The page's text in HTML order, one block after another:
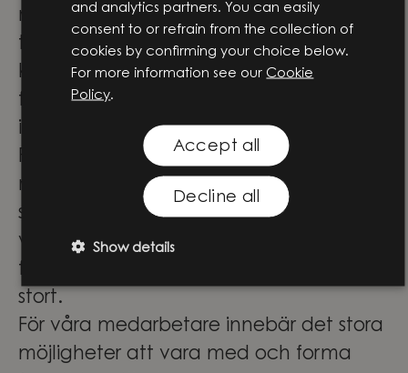
mellan affärsstrategi och
teknikutveckling och stöttar våra
kunder genom hela resan – från de
första idéerna till utveckling,
implementering och vidare utveckling.
På Knightec Group samlas människor
med olika perspektiv, erfarenheter och
specialistområden. Tillsammans skapar
vi innovation som gör verklig skillnad –
för företag, människor och samhället i
stort.
För våra medarbetare innebär det stora
möjligheter att vara med och forma
and analytics partners. You can easily
consent to or refrain from the collection of
cookies by confirming your choice below.
For more information see our Cookie
Policy.
Accept all
Decline all
Show details